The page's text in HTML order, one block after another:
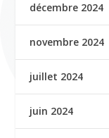
décembre 2024
novembre 2024
juillet 2024
juin 2024